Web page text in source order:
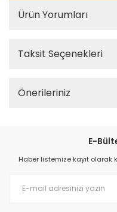
Ürün Yorumları
Taksit Seçenekleri
Önerileriniz
E-
Haber listemize kayıt